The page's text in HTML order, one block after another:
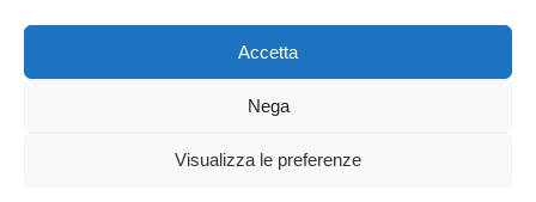
Accetta
Nega
Visualizza le preferenze